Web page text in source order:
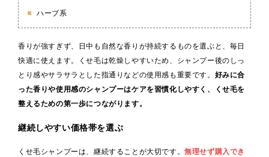
ハーブ系
香りが強すぎず、日中も自然な香りが持続するものを選ぶと、毎日
快適に使えます。くせ毛は乾燥しやすいため、シャンプー後のしっ
とり感やサラサラとした指通りなどの使用感も重要です。 好みに合
った香りや使用感のシャンプーはケアを習慣化しやすく、くせ毛を
整えるための第一歩につながります。
継続しやすい価格帯を選ぶ
くせ毛シャンプーは、継続することが大切です。無理せず購入でき